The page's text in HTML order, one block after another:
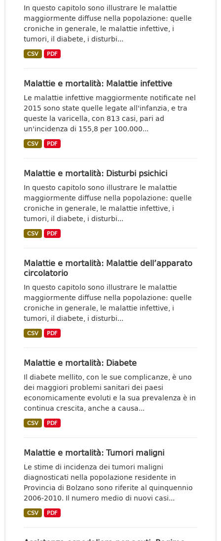
In questo capitolo sono illustrare le malattie
maggiormente diffuse nella popolazione: quelle
croniche in generale, le malattie infettive, i
tumori, il diabete, i disturbi...
CSV PDF
Malattie e mortalità: Malattie infettive
Le malattie infettive maggiormente notificate nel
2015 sono state quelle legate all'infanzia, e tra
queste la varicella, con 813 casi, pari ad
un'incidenza di 155,8 per 100.000...
CSV PDF
Malattie e mortalità: Disturbi psichici
In questo capitolo sono illustrare le malattie
maggiormente diffuse nella popolazione: quelle
croniche in generale, le malattie infettive, i
tumori, il diabete, i disturbi...
CSV PDF
Malattie e mortalità: Malattie dell’apparato
circolatorio
In questo capitolo sono illustrare le malattie
maggiormente diffuse nella popolazione: quelle
croniche in generale, le malattie infettive, i
tumori, il diabete, i disturbi...
CSV PDF
Malattie e mortalità: Diabete
Il diabete mellito, con le sue complicanze, è uno
dei maggiori problemi sanitari dei paesi
economicamente evoluti e la sua prevalenza è in
continua crescita, anche a causa...
CSV PDF
Malattie e mortalità: Tumori maligni
Le stime di incidenza dei tumori maligni
diagnosticati nella popolazione residente in
Provincia di Bolzano sono riferite al quinquennio
2006-2010. Il numero medio di nuovi casi...
CSV PDF